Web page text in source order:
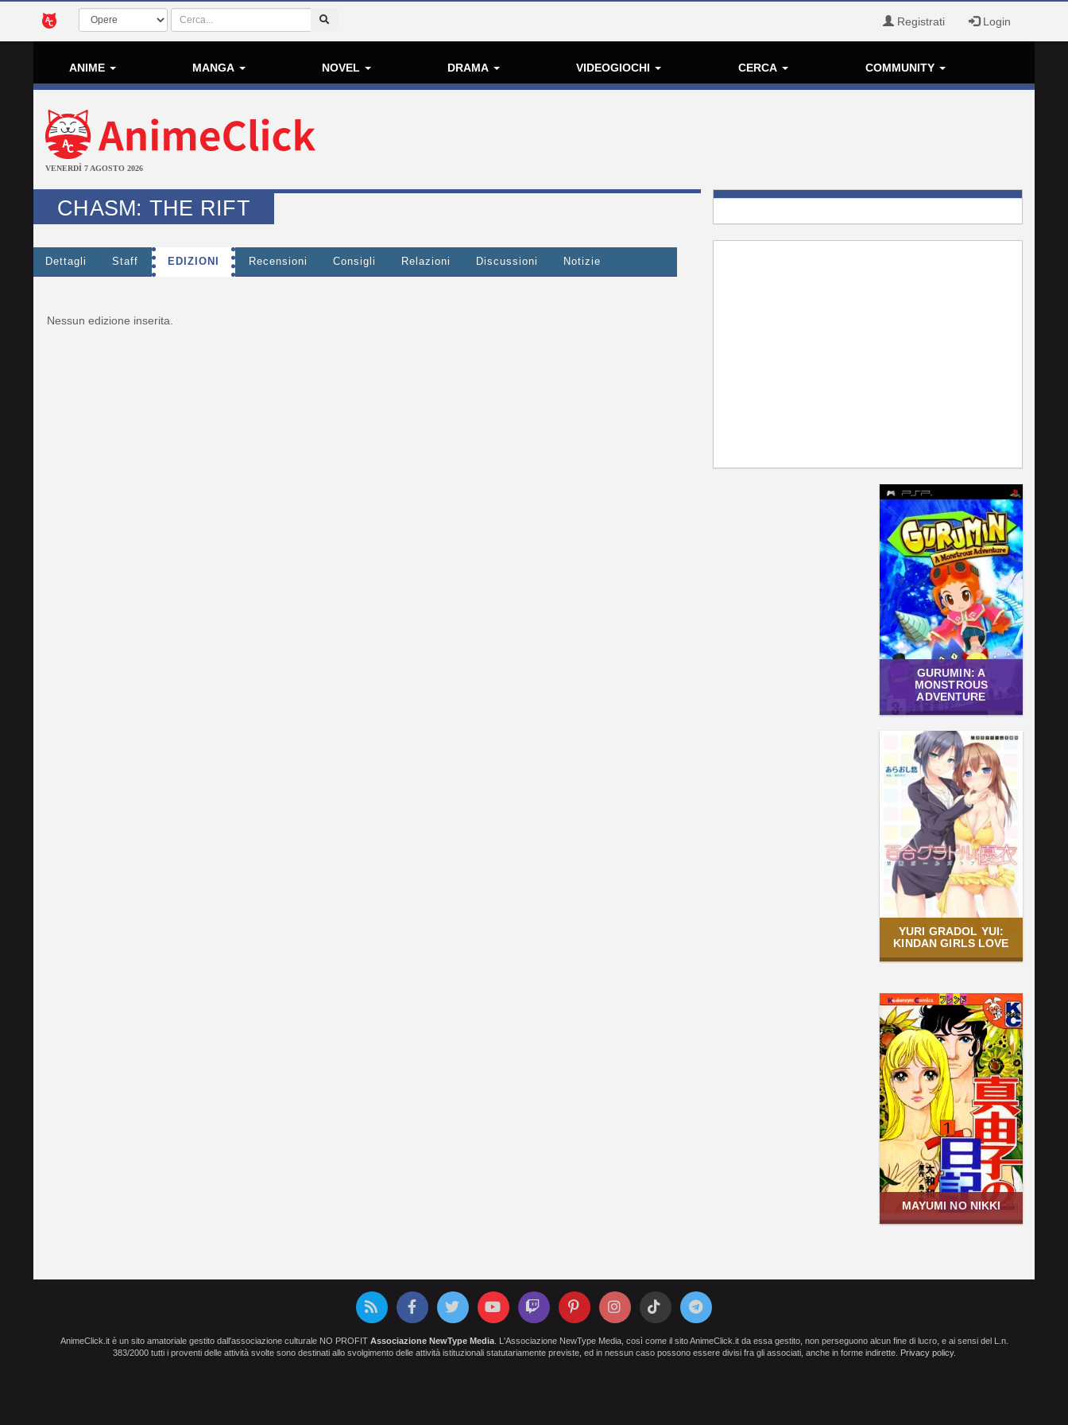
Registrati Login
ANIME MANGA NOVEL DRAMA VIDEOGIOCHI CERCA COMMUNITY
VENERDÌ 7 AGOSTO 2026
CHASM: THE RIFT
Dettagli Staff EDIZIONI Recensioni Consigli Relazioni Discussioni Notizie
Nessun edizione inserita.
GURUMIN: A
MONSTROUS
ADVENTURE
YURI GRADOL YUI:
KINDAN GIRLS LOVE
MAYUMI NO NIKKI
AnimeClick.it è un sito amatoriale gestito dall'associazione culturale NO PROFIT Associazione NewType Media. L'Associazione NewType Media, così come il sito AnimeClick.it da essa gestito, non perseguono alcun fine di lucro, e ai sensi del L.n.
383/2000 tutti i proventi delle attività svolte sono destinati allo svolgimento delle attività istituzionali statutariamente previste, ed in nessun caso possono essere divisi fra gli associati, anche in forme indirette. Privacy policy.